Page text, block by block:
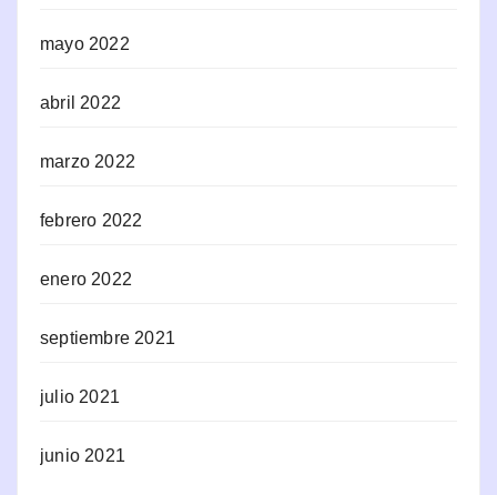
mayo 2022
abril 2022
marzo 2022
febrero 2022
enero 2022
septiembre 2021
julio 2021
junio 2021